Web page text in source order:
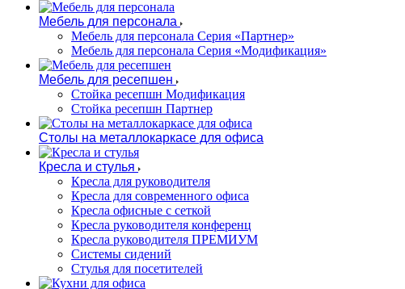
Мебель для персонала
Мебель для персонала Серия «Партнер»
Мебель для персонала Серия «Модификация»
Мебель для ресепшен
Стойка ресепшн Модификация
Стойка ресепшн Партнер
Столы на металлокаркасе для офиса
Кресла и стулья
Кресла для руководителя
Кресла для современного офиса
Кресла офисные с сеткой
Кресла руководителя конференц
Кресла руководителя ПРЕМИУМ
Системы сидений
Стулья для посетителей